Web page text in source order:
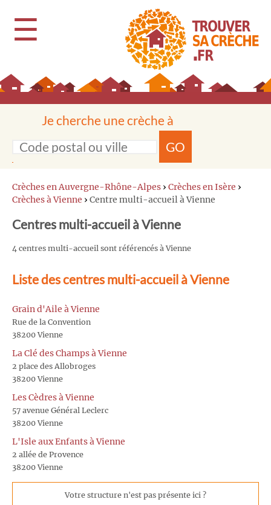
☰
Je cherche une crèche à
GO
Crèches en Auvergne-Rhône-Alpes › Crèches en Isère ›
Crèches à Vienne › Centre multi-accueil à Vienne
Centres multi-accueil à Vienne
4 centres multi-accueil sont référencés à Vienne
Liste des centres multi-accueil à Vienne
Grain d'Aile à Vienne
Rue de la Convention
38200 Vienne
La Clé des Champs à Vienne
2 place des Allobroges
38200 Vienne
Les Cèdres à Vienne
57 avenue Général Leclerc
38200 Vienne
L'Isle aux Enfants à Vienne
2 allée de Provence
38200 Vienne
Votre structure n'est pas présente ici ?